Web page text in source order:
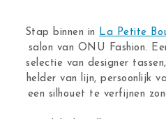
Stap binnen in La Petite
salon van ONU Fashion.
selectie van designer
helder van lijn, persoonlijk
een silhouet te verfijnen